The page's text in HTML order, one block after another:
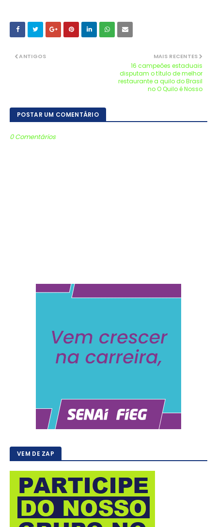
MAIS RECENTES
16 campeões estaduais
disputam o título de melhor
restaurante a quilo do Brasil
no O Quilo é Nosso
ANTIGOS
POSTAR UM COMENTÁRIO
0 Comentários
VEM DE ZAP